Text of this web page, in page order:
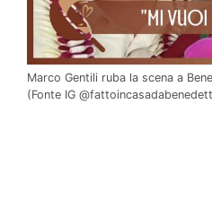
Marco Gentili ruba la scena a
(Fonte IG